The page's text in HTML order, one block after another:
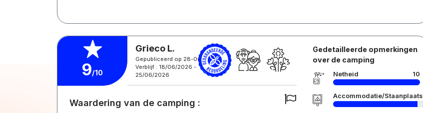
9/10
Grieco L.
Gepubliceerd op 28-06-2026
Verblijf : 18/06/2026 -
25/06/2026
Waardering van de camping :
Gedetailleerde opmerkingen
over de camping
Netheid 10
Accommodatie/Staanplaats